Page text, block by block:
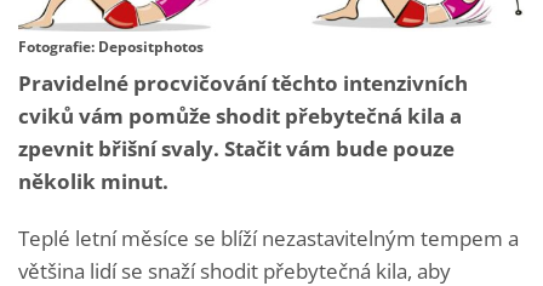
Fotografie: Depositphotos
Pravidelné procvičování těchto intenzivních
cviků vám pomůže shodit přebytečná kila a
zpevnit břišní svaly. Stačit vám bude pouze
několik minut.
Teplé letní měsíce se blíží nezastavitelným tempem a
většina lidí se snaží shodit přebytečná kila, aby